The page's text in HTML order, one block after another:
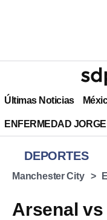
Últimas Noticias
ENFERMEDAD JORGE
DEPORTES
Manchester City
Arsenal